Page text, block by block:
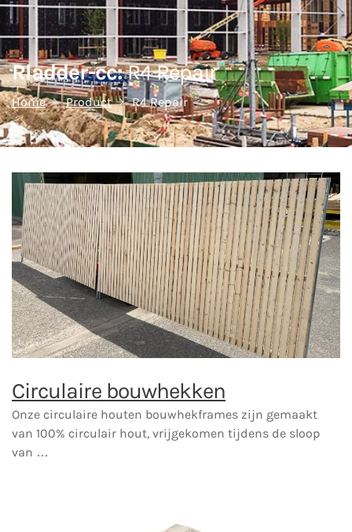
Rladder-cc:R4 Repair
Home Product R4 Repair
Circulaire bouwhekken
Onze circulaire houten bouwhekframes zijn gemaakt
van 100% circulair hout, vrijgekomen tijdens de sloop
van …